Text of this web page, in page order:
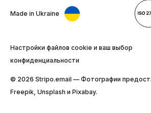
Made in Ukraine
Настройки файлов cookie и ваш выбор
конфиденциальности
© 2026 Stripо.email — Фотографии
Freepik, Unsplash и Pixabay.